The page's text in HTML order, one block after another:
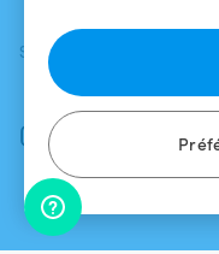
SUIVEZ-NOUS
Facebook
Instagram